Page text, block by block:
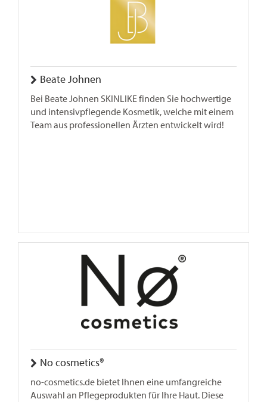
Beate Johnen
Bei Beate Johnen SKINLIKE finden Sie hochwertige
und intensivpflegende Kosmetik, welche mit einem
Team aus professionellen Ärzten entwickelt wird!
No cosmetics®
no-cosmetics.de bietet Ihnen eine umfangreiche
Auswahl an Pflegeprodukten für Ihre Haut. Diese